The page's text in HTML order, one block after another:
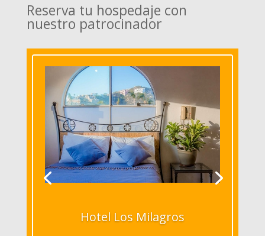
Reserva tu hospedaje con
nuestro patrocinador
Hotel Los Milagros